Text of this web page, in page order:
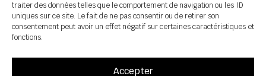
traiter des données telles que le comportement de navigation ou les ID
uniques sur ce site. Le fait de ne pas consentir ou de retirer son
consentement peut avoir un effet négatif sur certaines caractéristiques et
fonctions.
Accepter